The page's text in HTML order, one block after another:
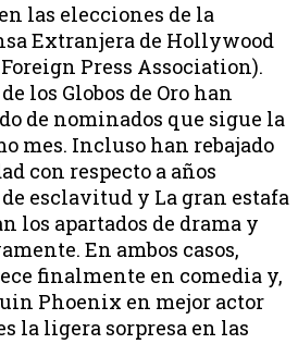
las elecciones de la
Extranjera de Hollywood
Press Association).
los Globos de Oro han
de nominados que sigue la
mes. Incluso han rebajado
con respecto a años
esclavitud y La gran estafa
los apartados de drama y
En ambos casos,
finalmente en comedia y,
Phoenix en mejor actor
la ligera sorpresa en las